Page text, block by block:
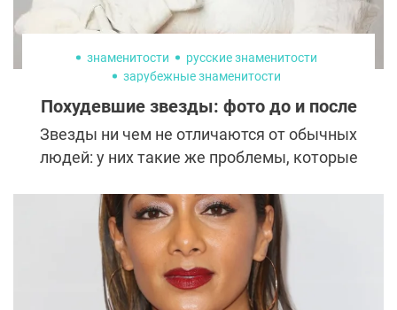
знаменитости
русские знаменитости
зарубежные знаменитости
Похудевшие звезды: фото до и после
Звезды ни чем не отличаются от обычных
людей: у них такие же проблемы, которые
вес – это то, с чем многие отечественные и
зарубежные селебрити сталкиваются
лично.